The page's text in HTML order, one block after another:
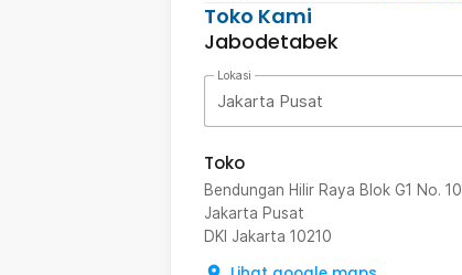
Toko Kami
Jabodetabek
Lokasi
Jakarta Pusat
Toko
Bendungan Hilir Raya Blok G1 No. 10
Jakarta Pusat
DKI Jakarta 10210